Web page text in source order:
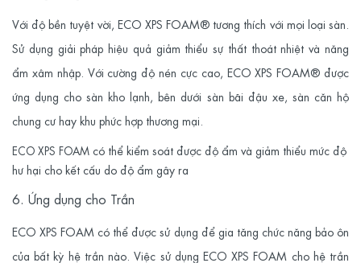
Với độ bền tuyệt vời, ECO XPS FOAM® tương thích với mọi loại sàn.
Sử dụng giải pháp hiệu quả giảm thiểu sự thất thoát nhiệt và năng
ẩm xâm nhập. Với cường độ nén cực cao, ECO XPS FOAM® được
ứng dụng cho sàn kho lạnh, bên dưới sàn bãi đậu xe, sàn căn hộ
chung cư hay khu phức hợp thương mại.
ECO XPS FOAM có thể kiểm soát được độ ẩm và giảm thiểu mức độ
hư hại cho kết cấu do độ ẩm gây ra
6. Ứng dụng cho Trần
ECO XPS FOAM có thể được sử dụng để gia tăng chức năng bảo ôn
của bất kỳ hệ trần nào. Việc sử dụng ECO XPS FOAM cho hệ trần